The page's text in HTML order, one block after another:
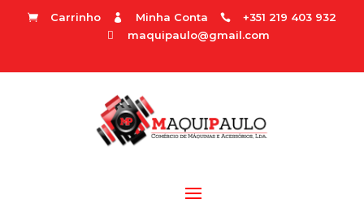
 Carrinho  Minha Conta  +351 219 403 932
 maquipaulo@gmail.com